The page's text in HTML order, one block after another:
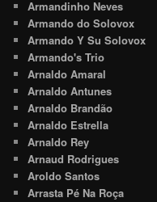
Armandinho Neves
Armando do Solovox
Armando Y Su Solovox
Armando's Trio
Arnaldo Amaral
Arnaldo Antunes
Arnaldo Brandão
Arnaldo Estrella
Arnaldo Rey
Arnaud Rodrigues
Aroldo Santos
Arrasta Pé Na Roça